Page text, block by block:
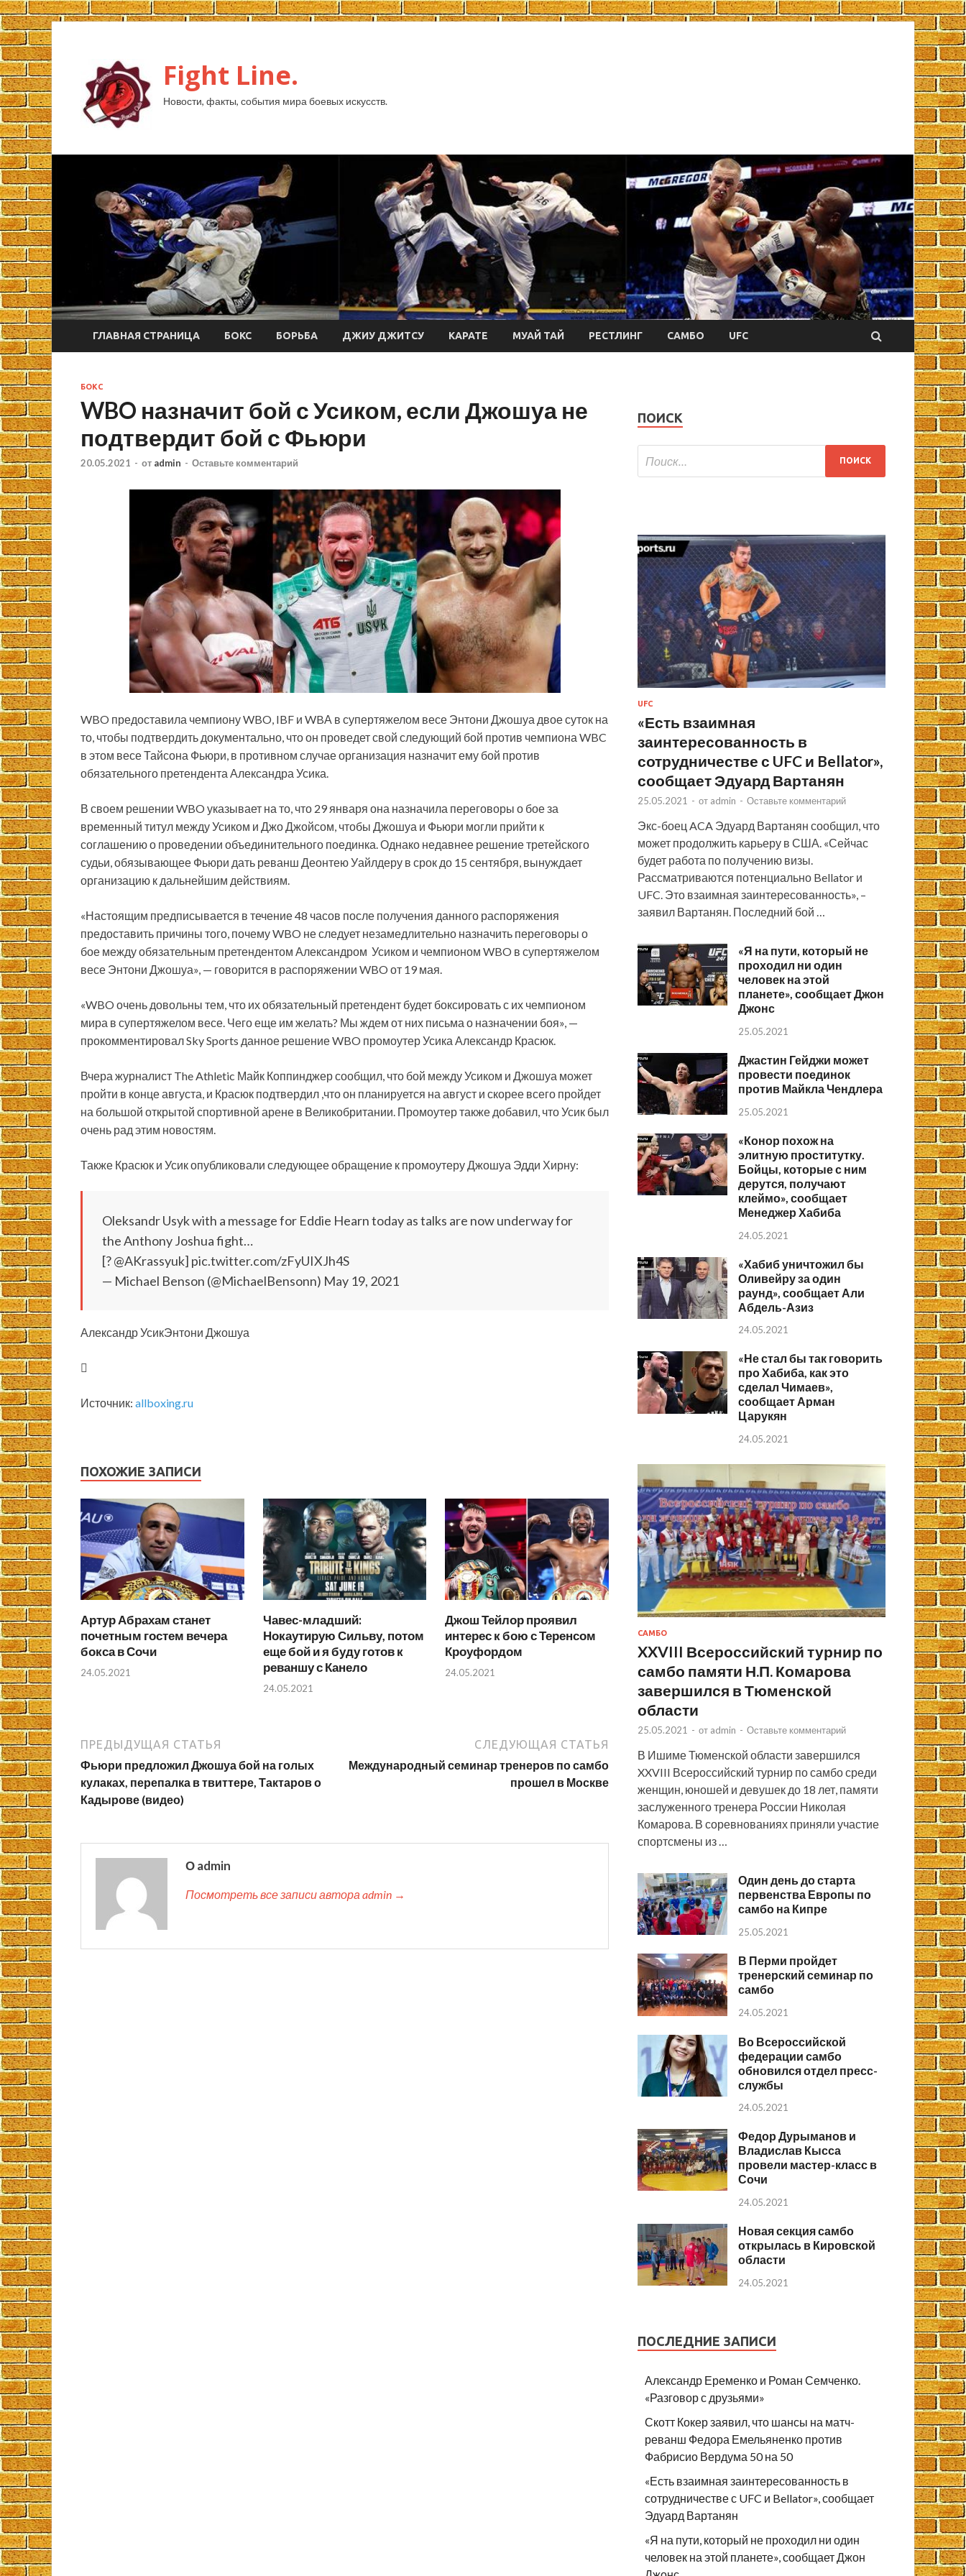
Fight Line.
Новости, факты, события мира боевых искусств.
ГЛАВНАЯ СТРАНИЦА БОКС БОРЬБА ДЖИУ ДЖИТСУ КАРАТЕ МУАЙ ТАЙ РЕСТЛИНГ САМБО UFC
БОКС
WBO назначит бой с Усиком, если Джошуа не
подтвердит бой с Фьюри
20.05.2021 - от admin - Оставьте комментарий
WBO предоставила чемпиону WBO, IBF и WBА в супертяжелом весе Энтони Джошуа двое суток на
то, чтобы подтвердить документально, что он проведет свой следующий бой против чемпиона WBC
в этом весе Тайсона Фьюри, в противном случае организация назначит ему бой против
обязательного претендента Александра Усика.
В своем решении WBO указывает на то, что 29 января она назначила переговоры о бое за
временный титул между Усиком и Джо Джойсом, чтобы Джошуа и Фьюри могли прийти к
соглашению о проведении объединительного поединка. Однако недавнее решение третейского
судьи, обязывающее Фьюри дать реванш Деонтею Уайлдеру в срок до 15 сентября, вынуждает
организацию к дальнейшим действиям.
«Настоящим предписывается в течение 48 часов после получения данного распоряжения
предоставить причины того, почему WBO не следует незамедлительно назначить переговоры о
бое между обязательным претендентом Александром Усиком и чемпионом WBO в супертяжелом
весе Энтони Джошуа», — говорится в распоряжении WBO от 19 мая.
«WBO очень довольны тем, что их обязательный претендент будет боксировать с их чемпионом
мира в супертяжелом весе. Чего еще им желать? Мы ждем от них письма о назначении боя», —
прокомментировал Sky Sports данное решение WBO промоутер Усика Александр Красюк.
Вчера журналист The Athletic Майк Коппинджер сообщил, что бой между Усиком и Джошуа может
пройти в конце августа, и Красюк подтвердил ,что он планируется на август и скорее всего пройдет
на большой открытой спортивной арене в Великобритании. Промоутер также добавил, что Усик был
очень рад этим новостям.
Также Красюк и Усик опубликовали следующее обращение к промоутеру Джошуа Эдди Хирну:
Oleksandr Usyk with a message for Eddie Hearn today as talks are now underway for
the Anthony Joshua fight…
[?️ @AKrassyuk] pic.twitter.com/zFyUIXJh4S
— Michael Benson (@MichaelBensonn) May 19, 2021
Александр УсикЭнтони Джошуа
Источник: allboxing.ru
ПОХОЖИЕ ЗАПИСИ
Артур Абрахам станет
почетным гостем вечера
бокса в Сочи
24.05.2021
Чавес-младший:
Нокаутирую Сильву, потом
еще бой и я буду готов к
реваншу с Канело
24.05.2021
Джош Тейлор проявил
интерес к бою с Теренсом
Кроуфордом
24.05.2021
ПРЕДЫДУЩАЯ СТАТЬЯ
Фьюри предложил Джошуа бой на голых
кулаках, перепалка в твиттере, Тактаров о
Кадырове (видео)
СЛЕДУЮЩАЯ СТАТЬЯ
Международный семинар тренеров по самбо
прошел в Москве
О admin
Посмотреть все записи автора admin →
ПОИСК
UFC
«Есть взаимная
заинтересованность в
сотрудничестве с UFC и Bellator»,
сообщает Эдуард Вартанян
25.05.2021 - от admin - Оставьте комментарий
Экс-боец ACA Эдуард Вартанян сообщил, что
может продолжить карьеру в США. «Сейчас
будет работа по получению визы.
Рассматриваются потенциально Bellator и
UFC. Это взаимная заинтересованность», –
заявил Вартанян. Последний бой …
«Я на пути, который не
проходил ни один
человек на этой
планете», сообщает Джон
Джонс
25.05.2021
Джастин Гейджи может
провести поединок
против Майкла Чендлера
25.05.2021
«Конор похож на
элитную проститутку.
Бойцы, которые с ним
дерутся, получают
клеймо», сообщает
Менеджер Хабиба
24.05.2021
«Хабиб уничтожил бы
Оливейру за один
раунд», сообщает Али
Абдель-Азиз
24.05.2021
«Не стал бы так говорить
про Хабиба, как это
сделал Чимаев»,
сообщает Арман
Царукян
24.05.2021
САМБО
XXVIII Всероссийский турнир по
самбо памяти Н.П. Комарова
завершился в Тюменской
области
25.05.2021 - от admin - Оставьте комментарий
В Ишиме Тюменской области завершился
XXVIII Всероссийский турнир по самбо среди
женщин, юношей и девушек до 18 лет, памяти
заслуженного тренера России Николая
Комарова. В соревнованиях приняли участие
спортсмены из …
Один день до старта
первенства Европы по
самбо на Кипре
25.05.2021
В Перми пройдет
тренерский семинар по
самбо
24.05.2021
Во Всероссийской
федерации самбо
обновился отдел пресс-
службы
24.05.2021
Федор Дурыманов и
Владислав Кысса
провели мастер-класс в
Сочи
24.05.2021
Новая секция самбо
открылась в Кировской
области
24.05.2021
ПОСЛЕДНИЕ ЗАПИСИ
Александр Еременко и Роман Семченко.
«Разговор с друзьями»
Скотт Кокер заявил, что шансы на матч-
реванш Федора Емельяненко против
Фабрисио Вердума 50 на 50
«Есть взаимная заинтересованность в
сотрудничестве с UFC и Bellator», сообщает
Эдуард Вартанян
«Я на пути, который не проходил ни один
человек на этой планете», сообщает Джон